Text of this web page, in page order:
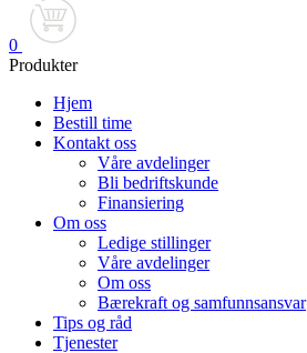
0
Produkter
Hjem
Bestill time
Kontakt oss
Våre avdelinger
Bli bedriftskunde
Finansiering
Om oss
Ledige stillinger
Våre avdelinger
Om oss
Bærekraft og samfunnsansvar
Tips og råd
Tjenester